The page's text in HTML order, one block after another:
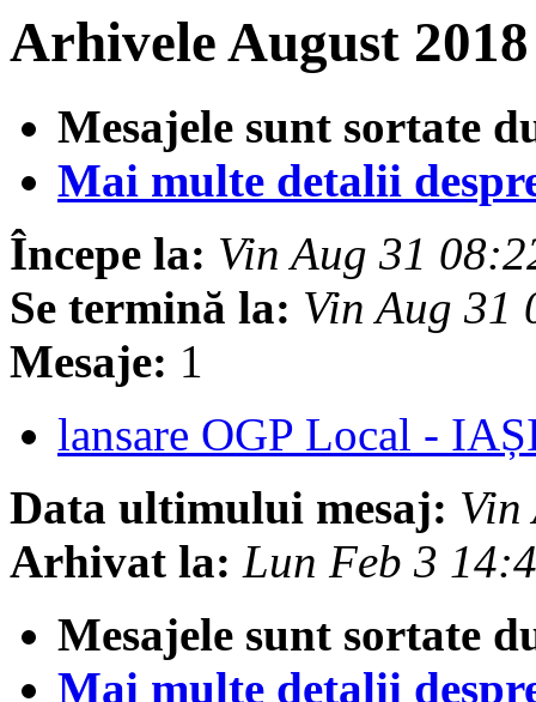
Arhivele August
Mesajele sunt sortate
Mai multe detalii
Începe la: Vin Aug 31
Se termină la: Vin Aug 31
Mesaje: 1
lansare OGP Local -
Data ultimului mesaj: Vin
Arhivat la: Lun Feb 3
Mesajele sunt sortate
Mai multe detalii